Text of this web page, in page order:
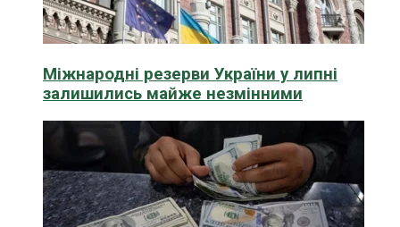
Міжнародні резерви України у липні
залишились майже незмінними